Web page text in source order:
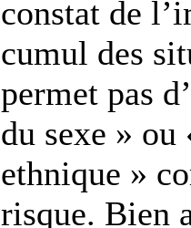
constat de
cumul des
permet pas
du sexe » ou
ethnique »
risque. Bien